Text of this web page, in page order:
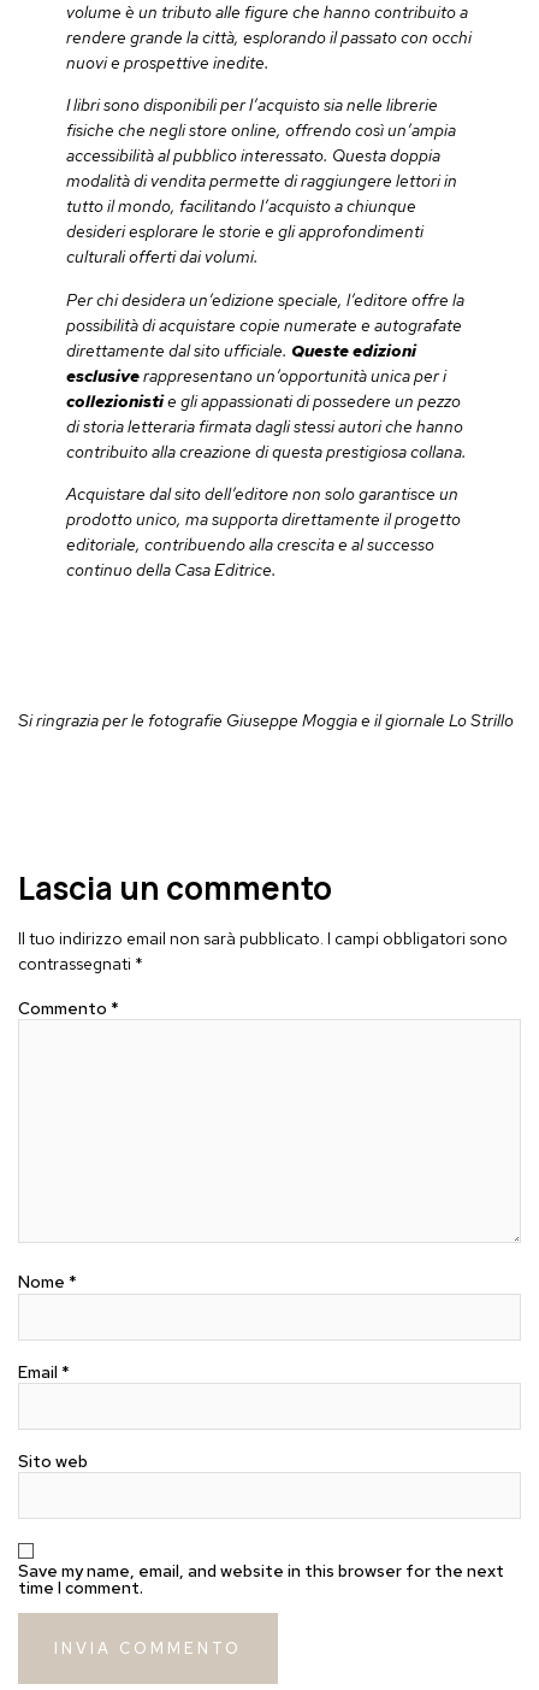
volume è un tributo alle figure che hanno contribuito a
rendere grande la città, esplorando il passato con occhi
nuovi e prospettive inedite.
I libri sono disponibili per l’acquisto sia nelle librerie
fisiche che negli store online, offrendo così un’ampia
accessibilità al pubblico interessato. Questa doppia
modalità di vendita permette di raggiungere lettori in
tutto il mondo, facilitando l’acquisto a chiunque
desideri esplorare le storie e gli approfondimenti
culturali offerti dai volumi.
Per chi desidera un’edizione speciale, l’editore offre la
possibilità di acquistare copie numerate e autografate
direttamente dal sito ufficiale. Queste edizioni
esclusiverappresentano un’opportunità unica per i
collezionistie gli appassionati di possedere un pezzo
di storia letteraria firmata dagli stessi autori che hanno
contribuito alla creazione di questa prestigiosa collana.
Acquistare dal sito dell’editore non solo garantisce un
prodotto unico, ma supporta direttamente il progetto
editoriale, contribuendo alla crescita e al successo
continuo della Casa Editrice.
Si ringrazia per le fotografie Giuseppe Moggia e il giornale Lo Strillo
Lascia un commento
Il tuo indirizzo email non sarà pubblicato. I campi obbligatori sono
contrassegnati *
Commento *
Nome *
Email *
Sito web
Save my name, email, and website in this browser for the next
time I comment.